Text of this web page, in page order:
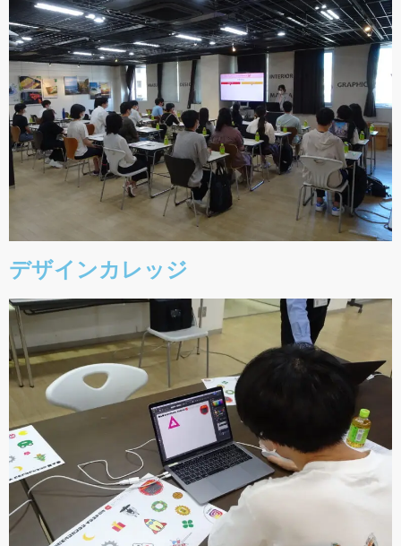
デザインカレッジ